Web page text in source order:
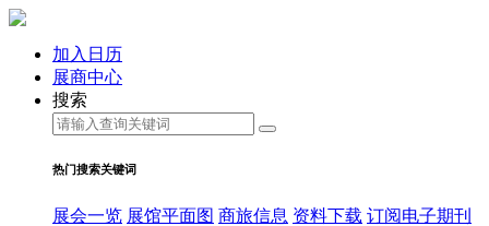
加入日历
展商中心
搜索
热门搜索关键词
展会一览 展馆平面图 商旅信息 资料下载 订阅电子期刊